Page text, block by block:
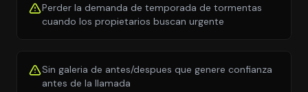
Perder la demanda de temporada de tormentas
cuando los propietarios buscan urgente
Sin galeria de antes/despues que genere confianza
antes de la llamada